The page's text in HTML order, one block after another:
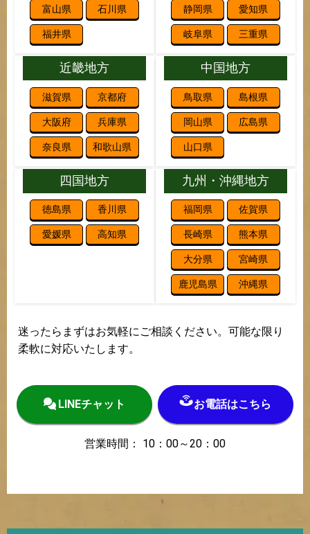
富山県 石川県
福井県
静岡県 愛知県
岐阜県 三重県
近畿地方
滋賀県 京都府
大阪府 兵庫県
奈良県 和歌山県
中国地方
鳥取県 島根県
岡山県 広島県
山口県
四国地方
徳島県 香川県
愛媛県 高知県
九州・沖縄地方
福岡県 佐賀県
長崎県 熊本県
大分県 宮崎県
鹿児島県 沖縄県
迷ったらまずはお気軽にご相談ください。可能な限り
柔軟に対応いたします。
LINEチャット お電話はこちら
営業時間： 10：00～20：00